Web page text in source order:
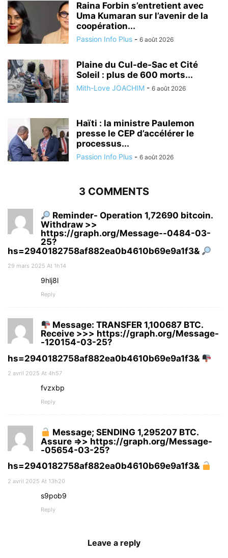
Raina Forbin s’entretient avec
Uma Kumaran sur l’avenir de la
coopération...
Passion Info Plus - 6 août 2026
Plaine du Cul-de-Sac et Cité
Soleil : plus de 600 morts...
Mith-Love JOACHIM - 6 août 2026
Haïti : la ministre Paulemon
presse le CEP d’accélérer le
processus...
Passion Info Plus - 6 août 2026
3 COMMENTS
Reminder- Operation 1,72690 bitcoin.
Withdraw >>
https://graph.org/Message--0484-03-
25?
hs=2940182758af882ea0b4610b69e9a1f3&
29 mars 2025 At 1h14
9hlj8l
Reply
Message: TRANSFER 1,100687 BTC.
Receive >>> https://graph.org/Message-
-120154-03-25?
hs=2940182758af882ea0b4610b69e9a1f3&
2 avril 2025 At 4h57
fvzxbp
Reply
Message; SENDING 1,295207 BTC.
Assure =>> https://graph.org/Message-
-05654-03-25?
hs=2940182758af882ea0b4610b69e9a1f3&
2 avril 2025 At 13h20
s9pob9
Reply
Leave a reply